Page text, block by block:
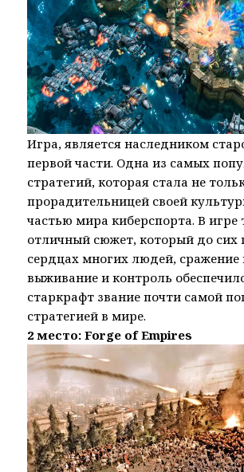
Игра, является наследником
первой части. Одна из самых
стратегий, которая стала не
прорадительницей своей
частью мира киберспорта. В игре
отличный сюжет, который до сих
сердцах многих людей, сражение
выживание и контроль
старкрафт звание почти самой
стратегией в мире.
2 место: Forge of Empires